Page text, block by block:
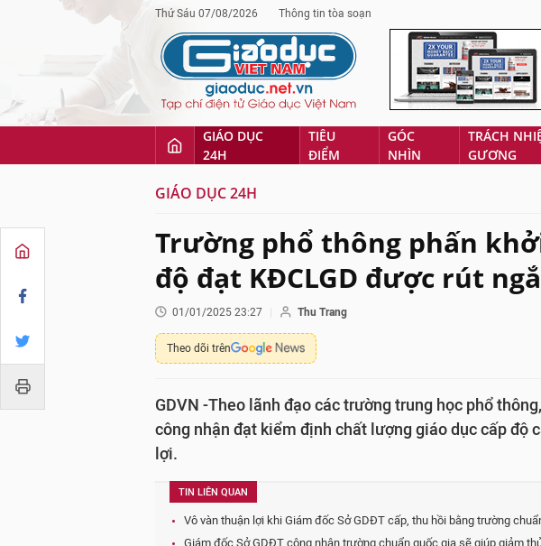
Thứ Sáu 07/08/2026 Thông tin tòa soạn
GIÁO DỤC
24H
TIÊU
ĐIỂM
GÓC
NHÌN
TRÁCH
GƯƠNG
GIÁO DỤC 24H
Trường phổ thông phấn
độ đạt KĐCLGD được rút
01/01/2025 23:27 Thu Trang
Theo dõi trên
GDVN -Theo lãnh đạo các trường trung học phổ
công nhận đạt kiểm định chất lượng giáo dục cấp độ
lợi.
TIN LIÊN QUAN
Vô vàn thuận lợi khi Giám đốc Sở GDĐT cấp, thu hồi bằng trường
Giám đốc Sở GDĐT công nhận trường chuẩn quốc gia sẽ giúp giảm